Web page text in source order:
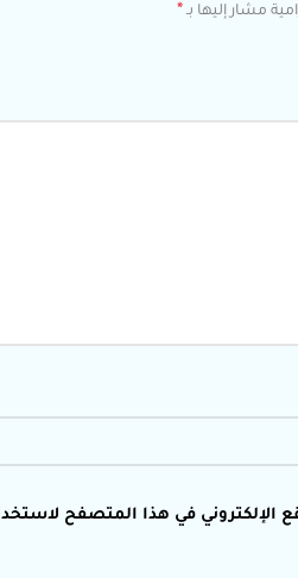
مشار إليها بـ *
الإلكتروني في هذا المتصفح